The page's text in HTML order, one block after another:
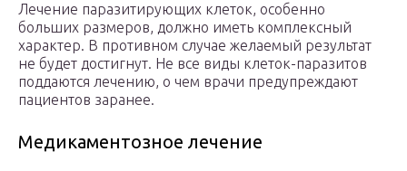
Лечение паразитирующих клеток, особенно
больших размеров, должно иметь комплексный
характер. В противном случае желаемый результат
не будет достигнут. Не все виды клеток-паразитов
поддаются лечению, о чем врачи предупреждают
пациентов заранее.
Медикаментозное лечение